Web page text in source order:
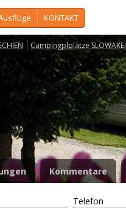
KONTAKT
Campingplplätze SLOWAKEI
Kommentare
Telefon